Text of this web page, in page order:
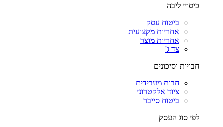
כיסויי ליבה
ביטוח עסק
אחריות מקצועית
אחריות מוצר
צד ג'
חבויות וסיכונים
חבות מעבידים
ציוד אלקטרוני
ביטוח סייבר
לפי סוג העסק